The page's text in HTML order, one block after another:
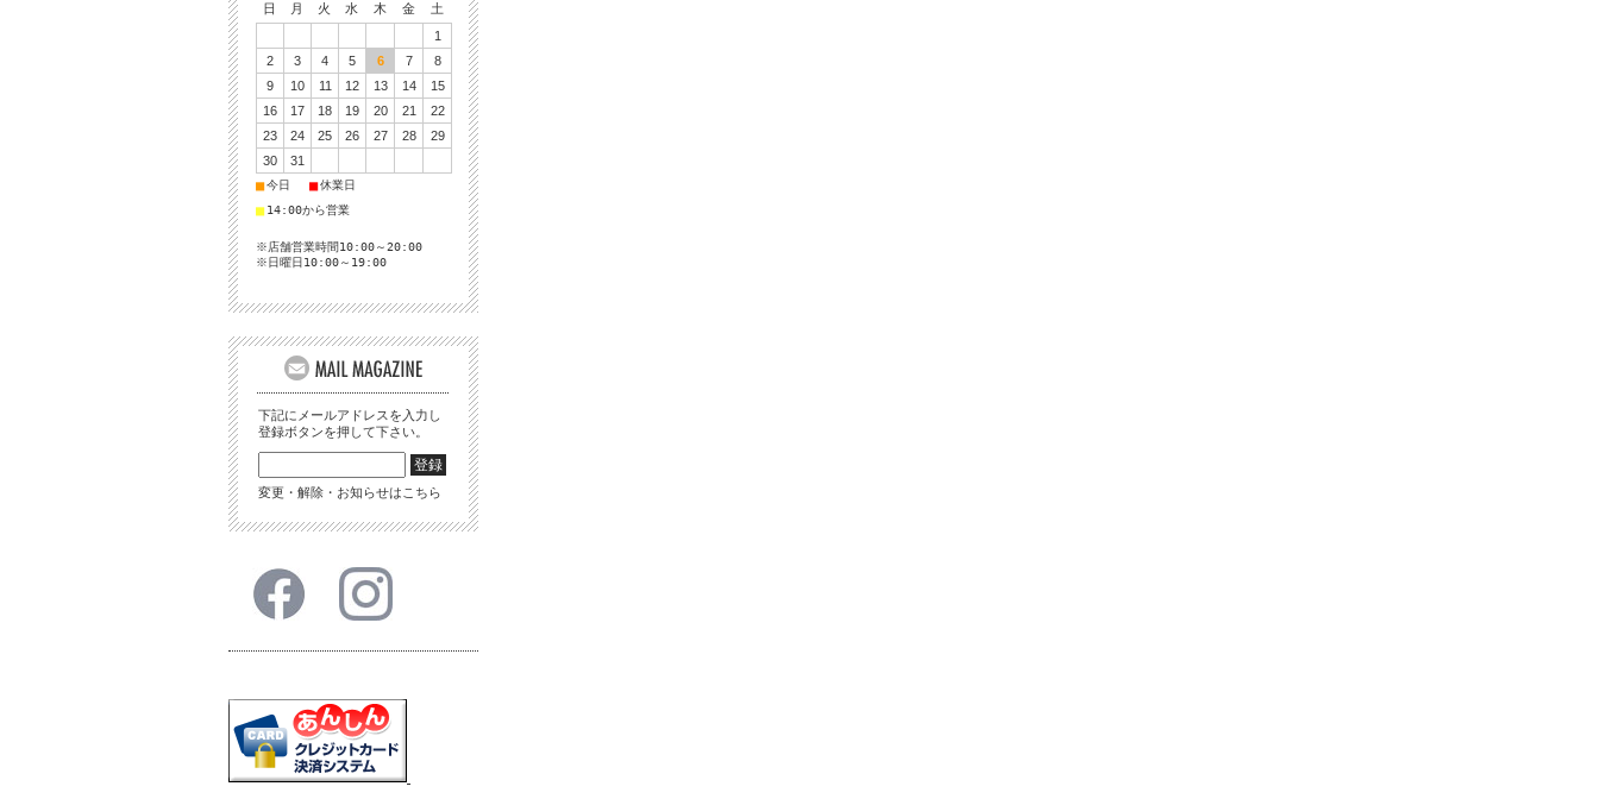
日 月 火 水 木 金
土
1
2
3 4 5 6 7
8
9
10 11 12 13 14
15
16
17 18 19 20 21
22
23
24 25 26 27 28
29
30
31
■今日 ■休業日
■ 14:00から営業
※店舗営業時間10:00～20:00
※日曜日10:00～19:00
下記にメールアドレスを入力し
登録ボタンを押して下さい。
変更・解除・お知らせはこちら